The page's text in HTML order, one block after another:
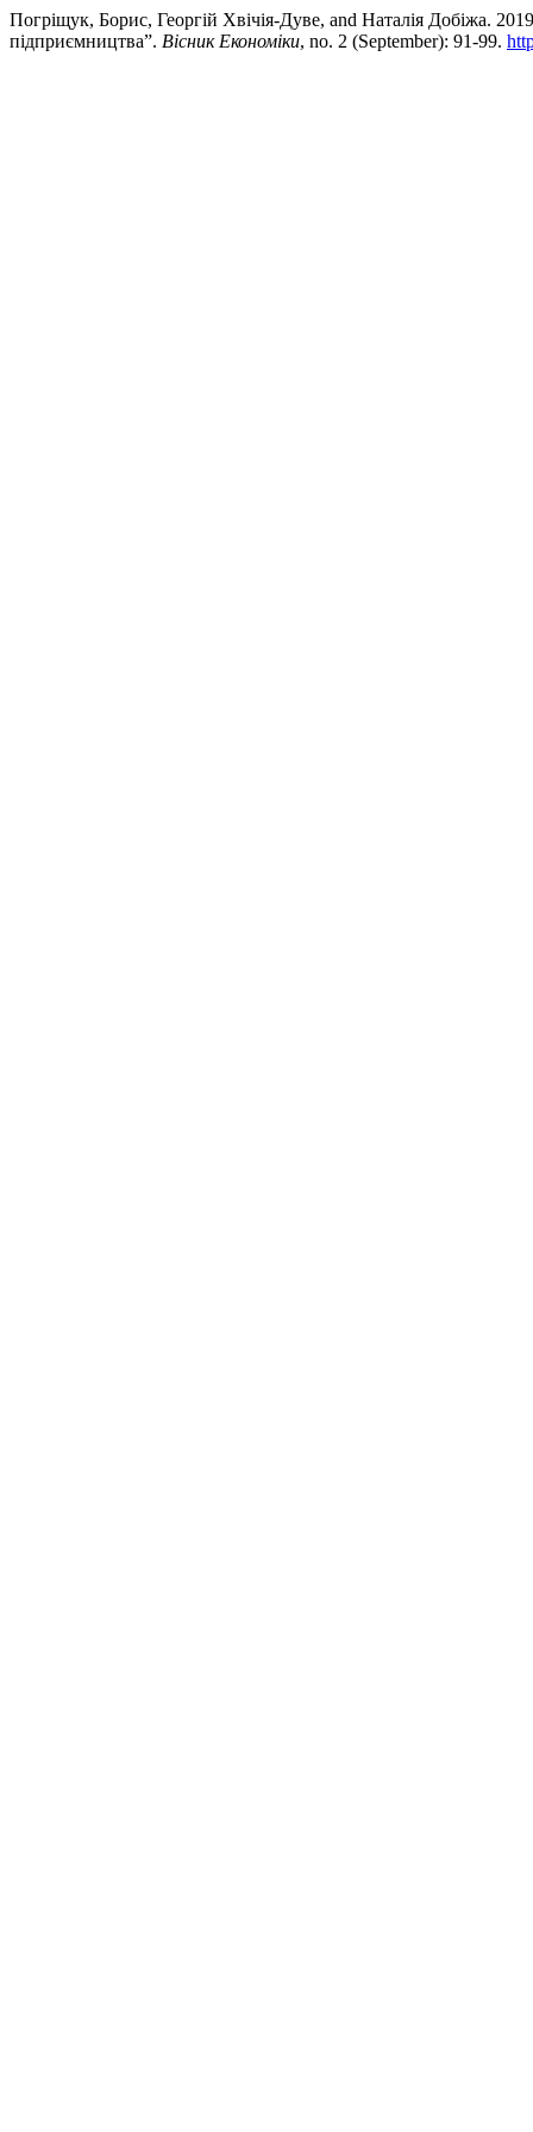
Погріщук, Борис, Георгій Хвічія-Дуве, and Наталія Добіжа.
підприємництва”. Вісник Економіки, no. 2 (September): 91-99.